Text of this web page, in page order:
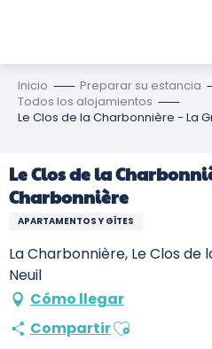
Inicio Preparar su estancia
Todos los alojamientos
Le Clos de la Charbonnière - La
Le Clos de la
Charbonnière
APARTAMENTOS Y GÎTES
La Charbonnière, Le Clos de
Neuil
Cómo llegar
CompartirAjouter aux